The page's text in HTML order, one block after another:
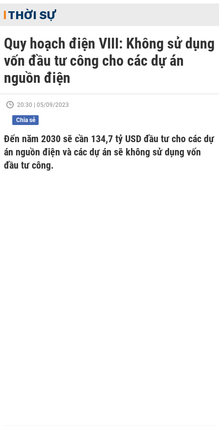
THỜI SỰ
Quy hoạch điện VIII: Không sử dụng
vốn đầu tư công cho các dự án
nguồn điện
20:30 | 05/09/2023
Chia sẻ
Đến năm 2030 sẽ cần 134,7 tỷ USD đầu tư cho các dự
án nguồn điện và các dự án sẽ không sử dụng vốn
đầu tư công.